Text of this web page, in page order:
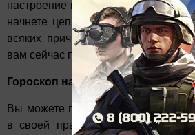
настроение и себе, и любимому
начнете цепляться к нему по
всяких причин. Имейте в виду:
вам сейчас противопоказаны.
Гороскоп на 03 декабря 2017
Вы можете проявить ораторские
в своей правоте кого угодно.